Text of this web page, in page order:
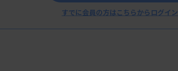
すでに会員の方はこちらからログイン